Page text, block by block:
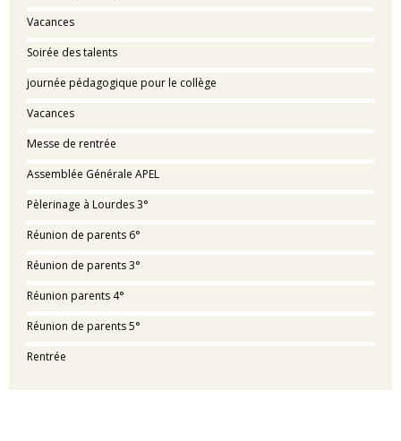
Vacances
Soirée des talents
journée pédagogique pour le collège
Vacances
Messe de rentrée
Assemblée Générale APEL
Pèlerinage à Lourdes 3°
Réunion de parents 6°
Réunion de parents 3°
Réunion parents 4°
Réunion de parents 5°
Rentrée